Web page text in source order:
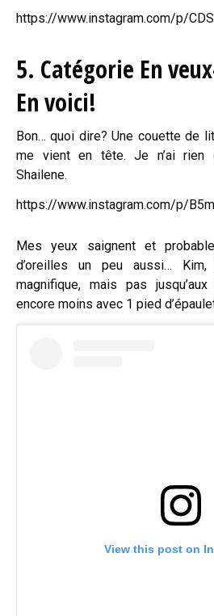
https://www.instagram.com/p/
5. Catégorie En
En voici!
Bon… quoi dire? Une couette de
me vient en tête. Je n’ai rien
Shailene.
https://www.instagram.com/p/
Mes yeux saignent et
d’oreilles un peu aussi…
magnifique, mais pas
encore moins avec 1 pied
View this post on